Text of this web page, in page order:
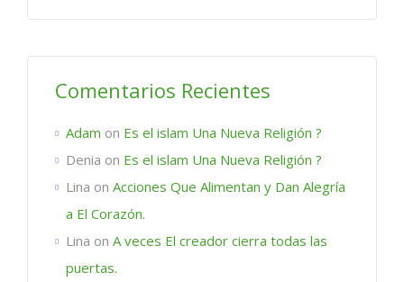
Comentarios Recientes
Adam on Es el islam Una Nueva Religión ?
Denia on Es el islam Una Nueva Religión ?
Lina on Acciones Que Alimentan y Dan Alegría
a El Corazón.
Lina on A veces El creador cierra todas las
puertas.